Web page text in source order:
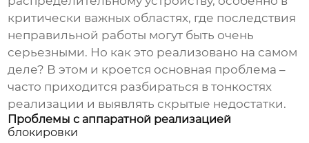
критически важных областях, где последствия
неправильной работы могут быть очень
серьезными. Но как это реализовано на самом
деле? В этом и кроется основная проблема –
часто приходится разбираться в тонкостях
реализации и выявлять скрытые недостатки.
Проблемы с аппаратной реализацией
блокировки